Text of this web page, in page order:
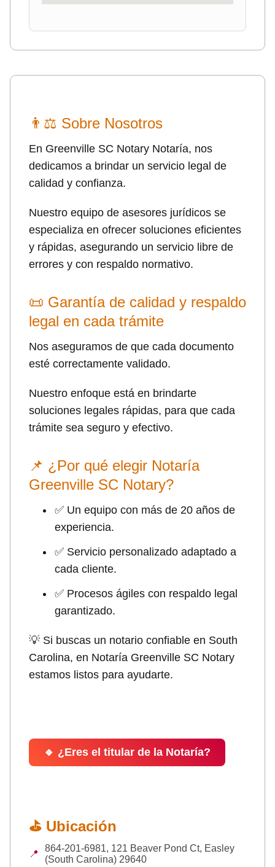
👨⚖ Sobre Nosotros
En Greenville SC Notary Notaría, nos
dedicamos a brindar un servicio legal de
calidad y confianza.
Nuestro equipo de asesores jurídicos se
especializa en ofrecer soluciones eficientes
y rápidas, asegurando un servicio libre de
errores y con respaldo normativo.
📜 Garantía de calidad y respaldo
legal en cada trámite
Nos aseguramos de que cada documento
esté correctamente validado.
Nuestro enfoque está en brindarte
soluciones legales rápidas, para que cada
trámite sea seguro y efectivo.
📌 ¿Por qué elegir Notaría
Greenville SC Notary?
✅ Un equipo con más de 20 años de
experiencia.
✅ Servicio personalizado adaptado a
cada cliente.
✅ Procesos ágiles con respaldo legal
garantizado.
💡 Si buscas un notario confiable en South
Carolina, en Notaría Greenville SC Notary
estamos listos para ayudarte.
🔹 ¿Eres el titular de la Notaría?
⛳ Ubicación
📍
864-201-6981, 121 Beaver Pond Ct, Easley
(South Carolina) 29640